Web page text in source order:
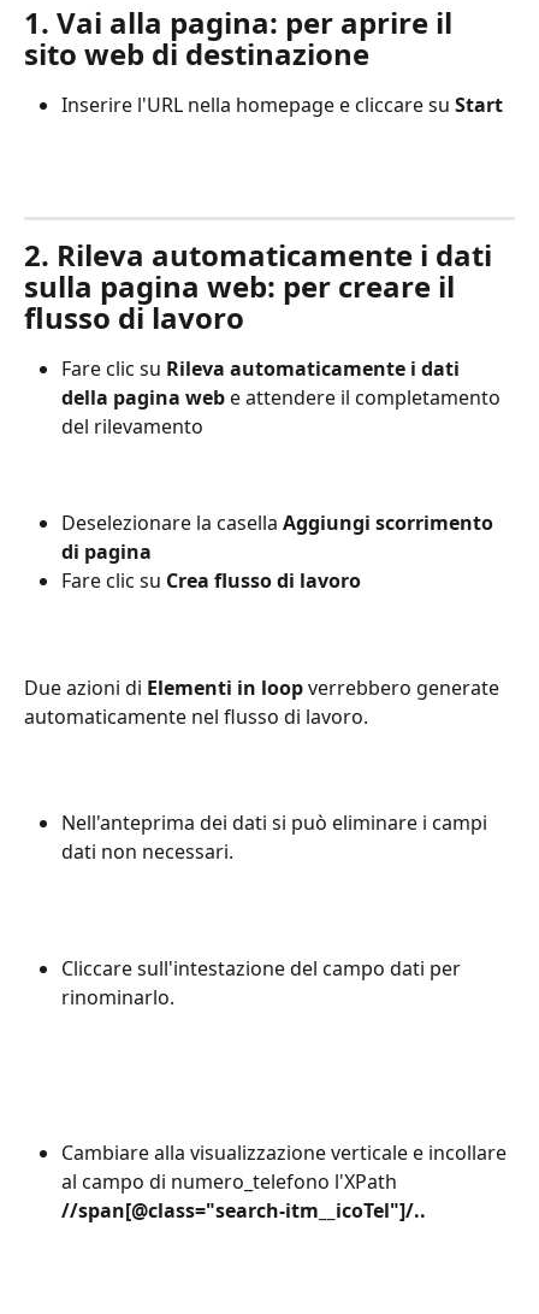
1. Vai alla pagina: per aprire il
sito web di destinazione
Inserire l'URL nella homepage e cliccare su Start
2. Rileva automaticamente i dati
sulla pagina web: per creare il
flusso di lavoro
Fare clic su Rileva automaticamente i dati
della pagina web e attendere il completamento
del rilevamento
Deselezionare la casella Aggiungi scorrimento
di pagina
Fare clic su Crea flusso di lavoro
Due azioni di Elementi in loop verrebbero generate
automaticamente nel flusso di lavoro.
Nell'anteprima dei dati si può eliminare i campi
dati non necessari.
Cliccare sull'intestazione del campo dati per
rinominarlo.
Cambiare alla visualizzazione verticale e incollare
al campo di numero_telefono l'XPath
//span[@class="search-itm__icoTel"]/..